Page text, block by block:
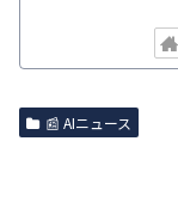
📰 AIニュース